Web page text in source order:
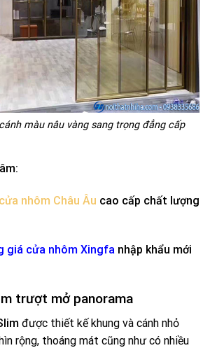
màu nâu vàng sang trọng đẳng cấp
nhôm Châu Âu cao cấp chất lượng
giá cửa nhôm Xingfa nhập khẩu mới
trượt mở panorama
được thiết kế khung và cánh nhỏ
rộng, thoáng mát cũng như có nhiều